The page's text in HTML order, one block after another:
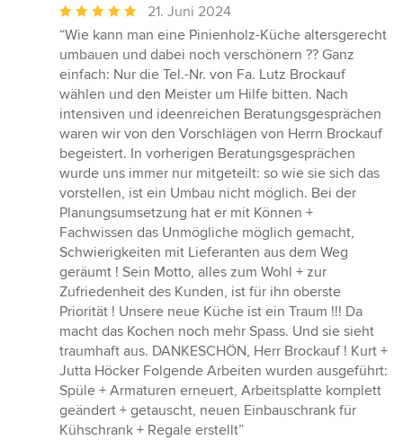
Durchschnittliche
Bewertung:
5
von
5
Sternen
21. Juni 2024
“Wie kann man eine Pinienholz-Küche altersgerecht
umbauen und dabei noch verschönern ?? Ganz
einfach: Nur die Tel.-Nr. von Fa. Lutz Brockauf
wählen und den Meister um Hilfe bitten. Nach
intensiven und ideenreichen Beratungsgesprächen
waren wir von den Vorschlägen von Herrn Brockauf
begeistert. In vorherigen Beratungsgesprächen
wurde uns immer nur mitgeteilt: so wie sie sich das
vorstellen, ist ein Umbau nicht möglich. Bei der
Planungsumsetzung hat er mit Können +
Fachwissen das Unmögliche möglich gemacht,
Schwierigkeiten mit Lieferanten aus dem Weg
geräumt ! Sein Motto, alles zum Wohl + zur
Zufriedenheit des Kunden, ist für ihn oberste
Priorität ! Unsere neue Küche ist ein Traum !!! Da
macht das Kochen noch mehr Spass. Und sie sieht
traumhaft aus. DANKESCHÖN, Herr Brockauf ! Kurt +
Jutta Höcker Folgende Arbeiten wurden ausgeführt:
Spüle + Armaturen erneuert, Arbeitsplatte komplett
geändert + getauscht, neuen Einbauschrank für
Kühschrank + Regale erstellt”